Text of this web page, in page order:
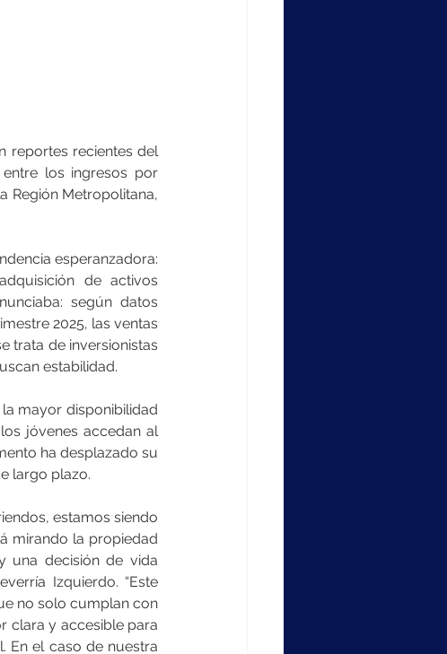
reportes recientes del
los ingresos por
Región Metropolitana,
esperanzadora:
de activos
según datos
2025, las ventas
trata de inversionistas
estabilidad.
mayor disponibilidad
jóvenes accedan al
ha desplazado su
largo plazo.
estamos siendo
mirando la propiedad
una decisión de vida
Izquierdo. “Este
no solo cumplan con
clara y accesible para
En el caso de nuestra